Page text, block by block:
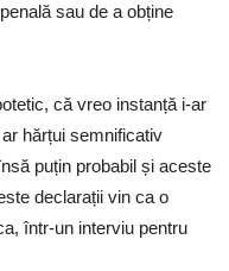
sau de a obține
că vreo instanță i-ar
hărțui semnificativ
puțin probabil și aceste
declarații vin ca o
într-un interviu pentru